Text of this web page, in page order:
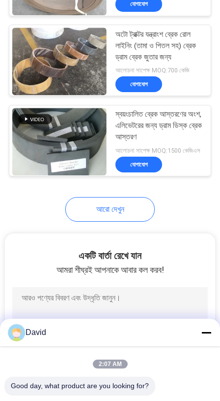
যোগাযোগ
অটো ট্রাক্টর যন্ত্রাংশ ব্রেক রোল
লাইনিং (তামা ও পিতল সহ) ব্রেক
ড্রাম ব্রেক জুতার জন্য
আলোচনা সাপেক্ষ MOQ:700 কেজি
যোগাযোগ
স্বয়ংচালিত ব্রেক আস্তরণের অংশ,
এলিভেটরের জন্য ড্রাম ডিস্ক ব্রেক
আস্তরণ
আলোচনা সাপেক্ষ MOQ:1500 কেজিএস
যোগাযোগ
আরো দেখুন
একটি বার্তা রেখে যান
আমরা শীঘ্রই আপনাকে আবার কল করব!
David
2:07 AM
Good day, what product are you looking for?